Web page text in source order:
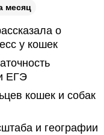
месяц
о
у кошек
ЕГЭ
кошек и собак
и географии